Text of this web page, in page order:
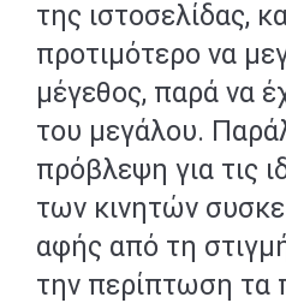
της ιστοσελίδας,
προτιμότερο να
μέγεθος, παρά να
του μεγάλου.
πρόβλεψη για τις
των κινητών
αφής από τη
την περίπτωση τα